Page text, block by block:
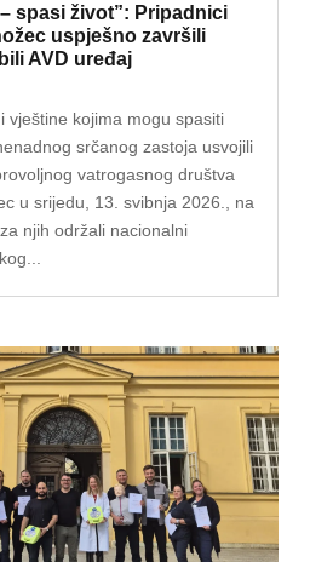
spasi život”: Pripadnici
uspješno završili
AVD uređaj
vještine kojima mogu spasiti
srčanog zastoja usvojili
vatrogasnog društva
u srijedu, 13. svibnja 2026., na
njih održali nacionalni